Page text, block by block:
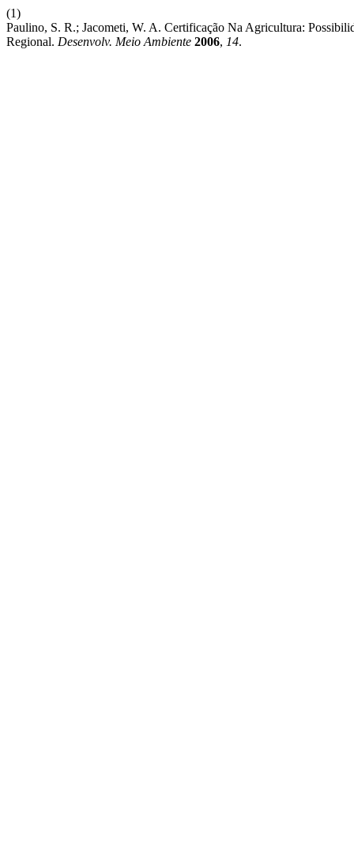
(1)
Paulino, S. R.; Jacometi, W. A. Certificação Na Agricultura:
Regional. Desenvolv. Meio Ambiente 2006, 14.